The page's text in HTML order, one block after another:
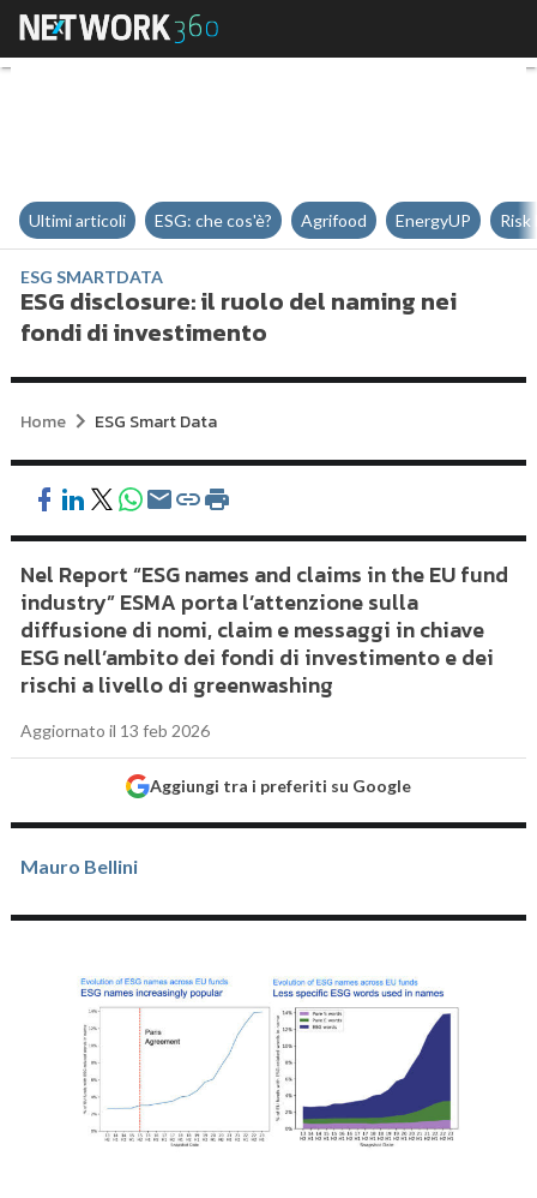
ESG disclosure: il ruolo del
Ultimi articoli ESG: che cos'è? Agrifood EnergyUP Risk
ESG SMARTDATA
ESG disclosure: il ruolo del naming nei
fondi di investimento
Home ESG Smart Data
Nel Report “ESG names and claims in the EU fund
industry” ESMA porta l’attenzione sulla
diffusione di nomi, claim e messaggi in chiave
ESG nell’ambito dei fondi di investimento e dei
rischi a livello di greenwashing
Aggiornato il 13 feb 2026
Aggiungi tra i preferiti su Google
Mauro Bellini